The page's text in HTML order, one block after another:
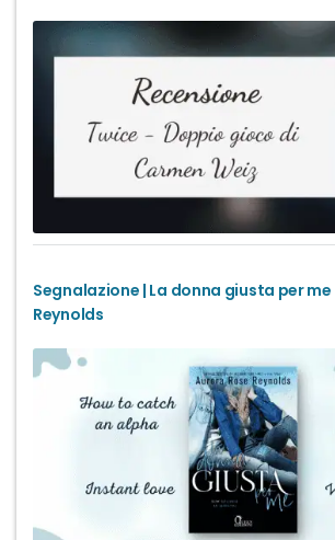
Segnalazione | La donna giusta per
Reynolds